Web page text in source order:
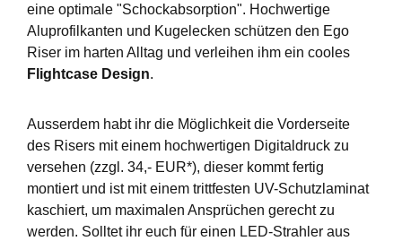
eine optimale "Schockabsorption". Hochwertige
Aluprofilkanten und Kugelecken schützen den Ego
Riser im harten Alltag und verleihen ihm ein cooles
Flightcase Design.
Ausserdem habt ihr die Möglichkeit die Vorderseite
des Risers mit einem hochwertigen Digitaldruck zu
versehen (zzgl. 34,- EUR*), dieser kommt fertig
montiert und ist mit einem trittfesten UV-Schutzlaminat
kaschiert, um maximalen Ansprüchen gerecht zu
werden. Solltet ihr euch für einen LED-Strahler aus